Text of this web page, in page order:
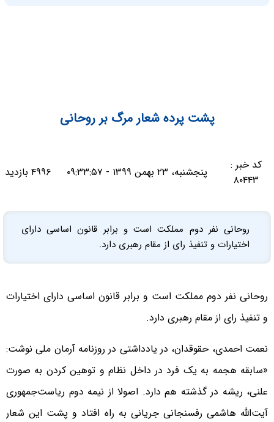
پشت‌ پرده شعار مرگ بر روحانی
کد خبر :
۸۰۴۴۳
پنجشنبه، ۲۳ بهمن ۱۳۹۹ - ۰۹:۳۳:۵۷ ۴۹۹۶ بازدید
روحانی نفر دوم مملکت است و برابر قانون اساسی دارای
اختیارات و تنفیذ رای از مقام رهبری دارد.
روحانی نفر دوم مملکت است و برابر قانون اساسی دارای اختیارات
و تنفیذ رای از مقام رهبری دارد.
نعمت احمدی، حقوقدان، در یادداشتی در روزنامه آرمان ملی نوشت:
«سابقه هجمه به یک فرد در داخل نظام و توهین کردن به صورت
علنی، ریشه در گذشته هم دارد. اصولا از نیمه دوم ریاست‌جمهوری
آیت‌الله هاشمی‌ رفسنجانی جریانی به راه افتاد و پشت این شعار